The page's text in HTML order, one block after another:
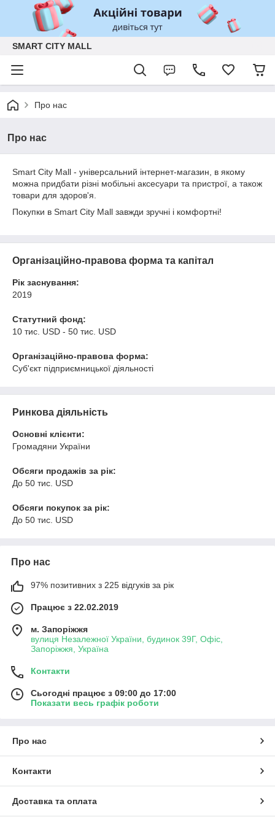
SMART CITY MALL
Про нас
Про нас
Smart City Mall - універсальний інтернет-магазин, в якому
можна придбати різні мобільні аксесуари та пристрої, а також
товари для здоров'я.
Покупки в Smart City Mall завжди зручні і комфортні!
Організаційно-правова форма та капітал
Рік заснування:
2019
Статутний фонд:
10 тис. USD - 50 тис. USD
Організаційно-правова форма:
Суб'єкт підприємницької діяльності
Ринкова діяльність
Основні клієнти:
Громадяни України
Обсяги продажів за рік:
До 50 тис. USD
Обсяги покупок за рік:
До 50 тис. USD
Про нас
97% позитивних з 225 відгуків за рік
Працює з 22.02.2019
м. Запоріжжя
вулиця Незалежної України, будинок 39Г, Офіс,
Запоріжжя, Україна
Контакти
Сьогодні працює з 09:00 до 17:00
Показати весь графік роботи
Про нас
Контакти
Доставка та оплата